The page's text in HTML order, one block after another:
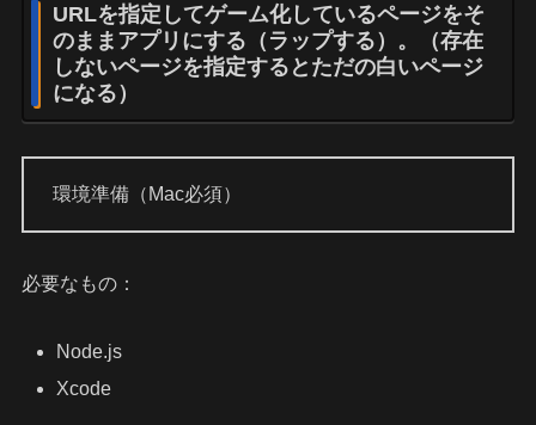
URLを指定してゲーム化しているページをそ
のままアプリにする（ラップする）。（存在
しないページを指定するとただの白いページ
になる）
環境準備（Mac必須）
必要なもの：
Node.js
Xcode